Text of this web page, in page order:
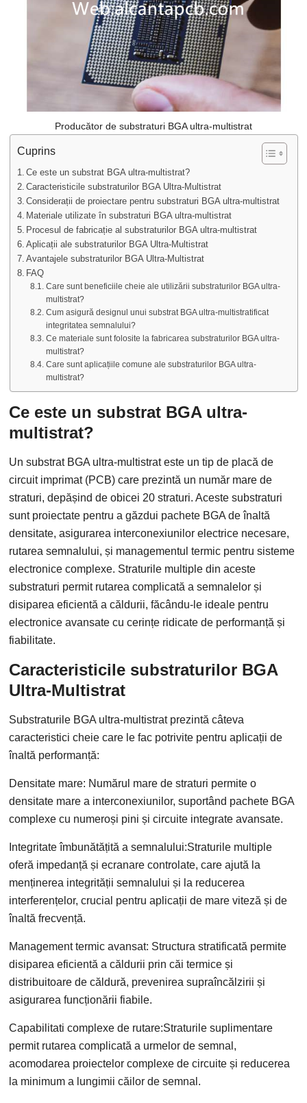
Producător de substraturi BGA ultra-multistrat
Cuprins
Ce este un substrat BGA ultra-multistrat?
Caracteristicile substraturilor BGA Ultra-Multistrat
Considerații de proiectare pentru substraturi BGA ultra-multistrat
Materiale utilizate în substraturi BGA ultra-multistrat
Procesul de fabricație al substraturilor BGA ultra-multistrat
Aplicații ale substraturilor BGA Ultra-Multistrat
Avantajele substraturilor BGA Ultra-Multistrat
FAQ
Care sunt beneficiile cheie ale utilizării substraturilor BGA ultra-
multistrat?
Cum asigură designul unui substrat BGA ultra-multistratificat
integritatea semnalului?
Ce materiale sunt folosite la fabricarea substraturilor BGA ultra-
multistrat?
Care sunt aplicațiile comune ale substraturilor BGA ultra-
multistrat?
Ce este un substrat BGA ultra-
multistrat?
Un substrat BGA ultra-multistrat este un tip de placă de
circuit imprimat (PCB) care prezintă un număr mare de
straturi, depășind de obicei 20 straturi. Aceste substraturi
sunt proiectate pentru a găzdui pachete BGA de înaltă
densitate, asigurarea interconexiunilor electrice necesare,
rutarea semnalului, și managementul termic pentru sisteme
electronice complexe. Straturile multiple din aceste
substraturi permit rutarea complicată a semnalelor și
disiparea eficientă a căldurii, făcându-le ideale pentru
electronice avansate cu cerințe ridicate de performanță și
fiabilitate.
Caracteristicile substraturilor BGA
Ultra-Multistrat
Substraturile BGA ultra-multistrat prezintă câteva
caracteristici cheie care le fac potrivite pentru aplicații de
înaltă performanță:
Densitate mare: Numărul mare de straturi permite o
densitate mare a interconexiunilor, suportând pachete BGA
complexe cu numeroși pini și circuite integrate avansate.
Integritate îmbunătățită a semnalului:Straturile multiple
oferă impedanță și ecranare controlate, care ajută la
menținerea integrității semnalului și la reducerea
interferențelor, crucial pentru aplicații de mare viteză și de
înaltă frecvență.
Management termic avansat: Structura stratificată permite
disiparea eficientă a căldurii prin căi termice și
distribuitoare de căldură, prevenirea supraîncălzirii și
asigurarea funcționării fiabile.
Capabilitati complexe de rutare:Straturile suplimentare
permit rutarea complicată a urmelor de semnal,
acomodarea proiectelor complexe de circuite și reducerea
la minimum a lungimii căilor de semnal.